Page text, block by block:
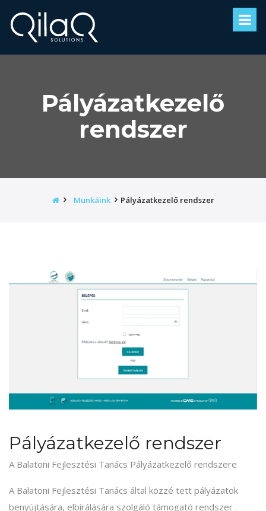
Pályázatkezelő
rendszer
Kezdőoldal
Munkáink Pályázatkezelő rendszer
Pályázatkezelő rendszer
A Balatoni Fejlesztési Tanács Pályázatkezelő rendszere
A Balatoni Fejlesztési Tanács által közzé tett pályázatok
benyújtására, elbírálására szolgáló támogató rendszer .